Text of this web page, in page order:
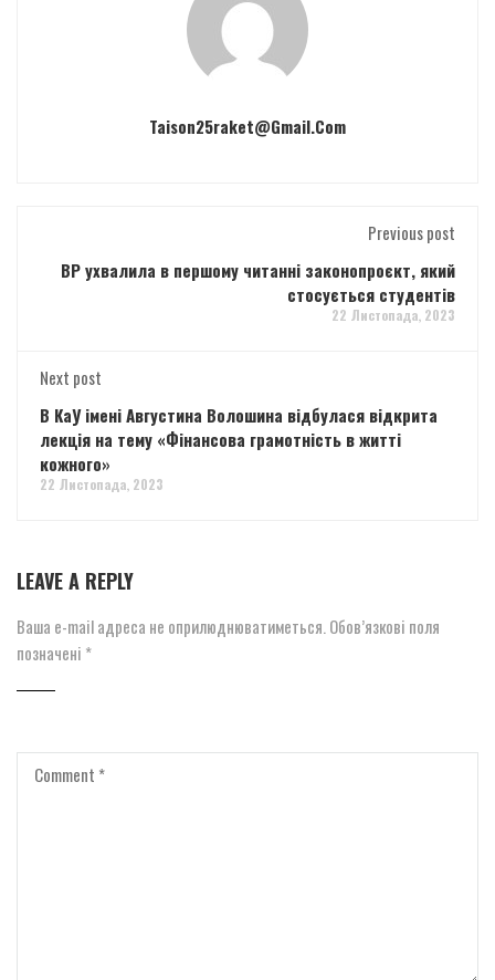
Taison25raket@gmail.com
Previous post
ВР ухвалила в першому читанні законопроєкт, який
стосується студентів
22 Листопада, 2023
Next post
В КаУ імені Августина Волошина відбулася відкрита
лекція на тему «Фінансова грамотність в житті
кожного»
22 Листопада, 2023
LEAVE A REPLY
Ваша e-mail адреса не оприлюднюватиметься. Обов’язкові поля
позначені *